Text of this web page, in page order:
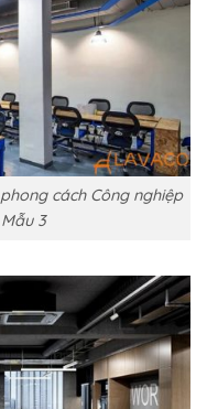
cách Công nghiệp
3